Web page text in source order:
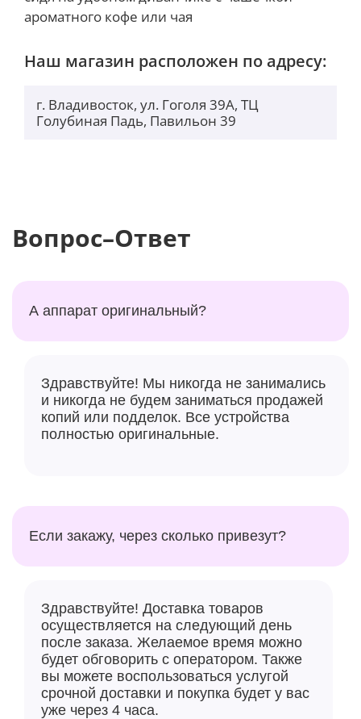
ароматного кофе или чая
Наш магазин расположен по адресу:
г. Владивосток, ул. Гоголя 39А, ТЦ
Голубиная Падь, Павильон 39
Вопрос–Ответ
А аппарат оригинальный?
Здравствуйте! Мы никогда не занимались
и никогда не будем заниматься продажей
копий или подделок. Все устройства
полностью оригинальные.
Если закажу, через сколько привезут?
Здравствуйте! Доставка товаров
осуществляется на следующий день
после заказа. Желаемое время можно
будет обговорить с оператором. Также
вы можете воспользоваться услугой
срочной доставки и покупка будет у вас
уже через 4 часа.